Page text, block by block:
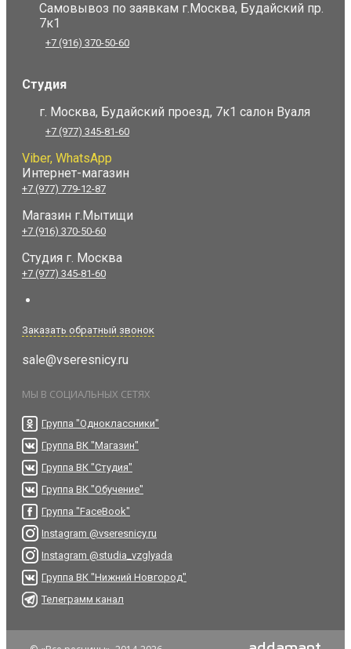
Самовывоз по заявкам г.Москва, Будайский пр.
7к1
+7 (916) 370-50-60
Студия
г. Москва, Будайский проезд, 7к1 салон Вуаля
+7 (977) 345-81-60
Viber, WhatsApp
Интернет-магазин
+7 (977) 779-12-87
Магазин г.Мытищи
+7 (916) 370-50-60
Студия г. Москва
+7 (977) 345-81-60
Заказать обратный звонок
sale@vseresnicy.ru
МЫ В СОЦИАЛЬНЫХ СЕТЯХ
Группа "Одноклассники"
Группа ВК "Магазин"
Группа ВК "Студия"
Группа ВК "Обучение"
Группа "FaceBook"
Instagram @vseresnicy.ru
Instagram @studia_vzglyada
Группа ВК "Нижний Новгород"
Телеграмм канал